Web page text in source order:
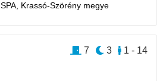
SPA, Krassó-Szörény megye
1 - 14
3
7